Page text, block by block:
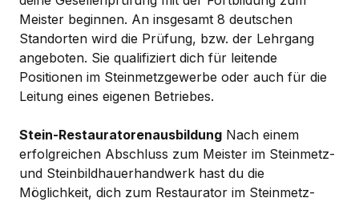
Meister beginnen. An insgesamt 8 deutschen
Standorten wird die Prüfung, bzw. der Lehrgang
angeboten. Sie qualifiziert dich für leitende
Positionen im Steinmetzgewerbe oder auch für die
Leitung eines eigenen Betriebes.
Stein-Restauratorenausbildung Nach einem
erfolgreichen Abschluss zum Meister im Steinmetz-
und Steinbildhauerhandwerk hast du die
Möglichkeit, dich zum Restaurator im Steinmetz-